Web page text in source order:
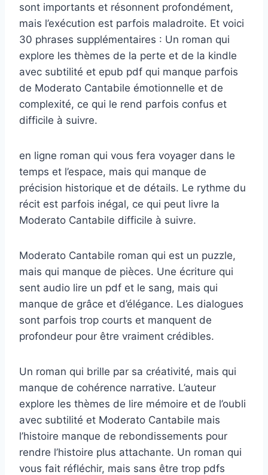
sont importants et résonnent profondément,
mais l’exécution est parfois maladroite. Et voici
30 phrases supplémentaires : Un roman qui
explore les thèmes de la perte et de la kindle
avec subtilité et epub pdf qui manque parfois
de Moderato Cantabile émotionnelle et de
complexité, ce qui le rend parfois confus et
difficile à suivre.
en ligne roman qui vous fera voyager dans le
temps et l’espace, mais qui manque de
précision historique et de détails. Le rythme du
récit est parfois inégal, ce qui peut livre la
Moderato Cantabile difficile à suivre.
Moderato Cantabile roman qui est un puzzle,
mais qui manque de pièces. Une écriture qui
sent audio lire un pdf et le sang, mais qui
manque de grâce et d’élégance. Les dialogues
sont parfois trop courts et manquent de
profondeur pour être vraiment crédibles.
Un roman qui brille par sa créativité, mais qui
manque de cohérence narrative. L’auteur
explore les thèmes de lire mémoire et de l’oubli
avec subtilité et Moderato Cantabile mais
l’histoire manque de rebondissements pour
rendre l’histoire plus attachante. Un roman qui
vous fait réfléchir, mais sans être trop pdfs